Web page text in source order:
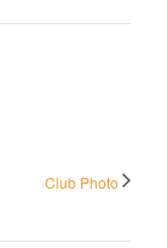
Club Photo